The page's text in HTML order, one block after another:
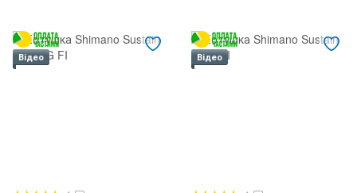
Відео Відео